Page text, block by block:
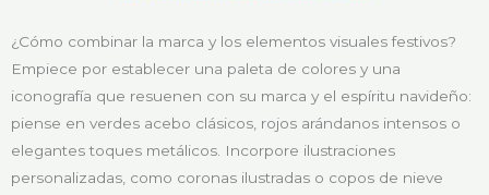
¿Cómo combinar la marca y los elementos visuales festivos?
Empiece por establecer una paleta de colores y una
iconografía que resuenen con su marca y el espíritu navideño:
piense en verdes acebo clásicos, rojos arándanos intensos o
elegantes toques metálicos. Incorpore ilustraciones
personalizadas, como coronas ilustradas o copos de nieve